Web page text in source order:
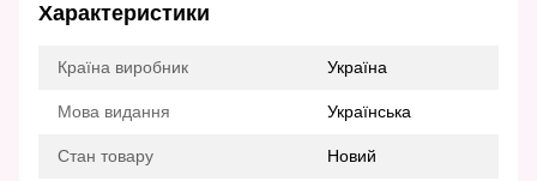
Характеристики
Країна виробник Україна
Мова видання Українська
Стан товару Новий